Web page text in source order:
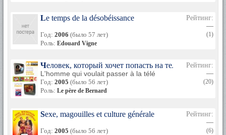
Le temps de la désobéissance
Год: 2006 (было 57 лет)
Роль: Edouard Vigne
Рейтинг:
—
(1)
Человек, который хочет попасть на телевидение
L'homme qui voulait passer à la télé
Год: 2005 (было 56 лет)
Роль: Le père de Bernard
Рейтинг:
—
(20)
Sexe, magouilles et culture générale
Год: 2005 (было 56 лет)
Рейтинг:
—
(6)